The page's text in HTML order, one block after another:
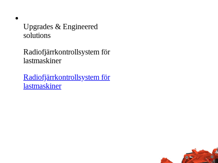
Upgrades & Engineered
solutions
Radiofjärrkontrollsystem för
lastmaskiner
Radiofjärrkontrollsystem för
lastmaskiner